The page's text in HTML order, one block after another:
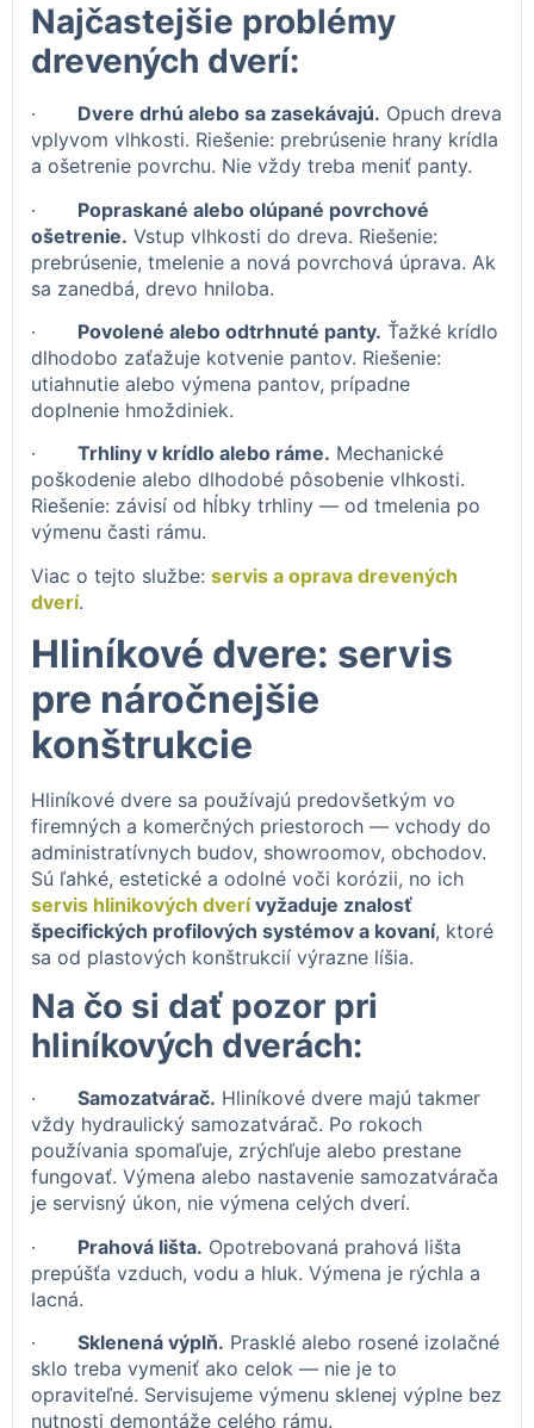
Najčastejšie problémy
drevených dverí:
· Dvere drhú alebo sa zasekávajú. Opuch dreva
vplyvom vlhkosti. Riešenie: prebrúsenie hrany krídla
a ošetrenie povrchu. Nie vždy treba meniť panty.
· Popraskané alebo olúpané povrchové
ošetrenie. Vstup vlhkosti do dreva. Riešenie:
prebrúsenie, tmelenie a nová povrchová úprava. Ak
sa zanedbá, drevo hniloba.
· Povolené alebo odtrhnuté panty. Ťažké krídlo
dlhodobo zaťažuje kotvenie pantov. Riešenie:
utiahnutie alebo výmena pantov, prípadne
doplnenie hmoždiniek.
· Trhliny v krídlo alebo ráme. Mechanické
poškodenie alebo dlhodobé pôsobenie vlhkosti.
Riešenie: závisí od hĺbky trhliny — od tmelenia po
výmenu časti rámu.
Viac o tejto službe: servis a oprava drevených
dverí.
Hliníkové dvere: servis
pre náročnejšie
konštrukcie
Hliníkové dvere sa používajú predovšetkým vo
firemných a komerčných priestoroch — vchody do
administratívnych budov, showroomov, obchodov.
Sú ľahké, estetické a odolné voči korózii, no ich
servis hlinikových dverívyžaduje znalosť
špecifických profilových systémov a kovaní, ktoré
sa od plastových konštrukcií výrazne líšia.
Na čo si dať pozor pri
hliníkových dverách:
· Samozatvárač. Hliníkové dvere majú takmer
vždy hydraulický samozatvárač. Po rokoch
používania spomaľuje, zrýchľuje alebo prestane
fungovať. Výmena alebo nastavenie samozatvárača
je servisný úkon, nie výmena celých dverí.
· Prahová lišta. Opotrebovaná prahová lišta
prepúšťa vzduch, vodu a hluk. Výmena je rýchla a
lacná.
· Sklenená výplň. Prasklé alebo rosené izolačné
sklo treba vymeniť ako celok — nie je to
opraviteľné. Servisujeme výmenu sklenej výplne bez
nutnosti demontáže celého rámu.